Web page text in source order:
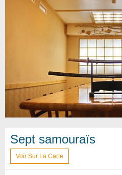
Sept samouraïs
Voir Sur La Carte